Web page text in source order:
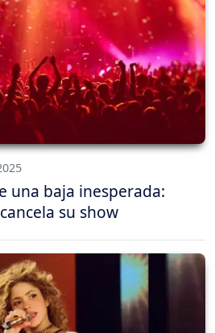
una baja inesperada:
su show